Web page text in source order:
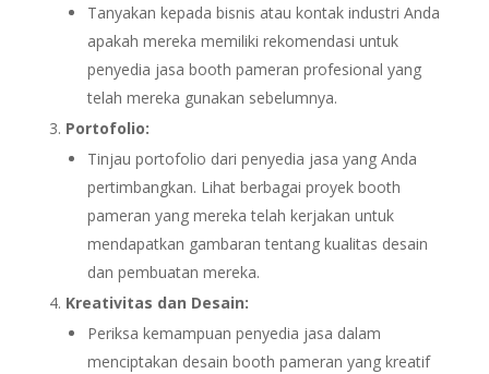
Tanyakan kepada bisnis atau kontak industri Anda
apakah mereka memiliki rekomendasi untuk
penyedia jasa booth pameran profesional yang
telah mereka gunakan sebelumnya.
Portofolio:
Tinjau portofolio dari penyedia jasa yang Anda
pertimbangkan. Lihat berbagai proyek booth
pameran yang mereka telah kerjakan untuk
mendapatkan gambaran tentang kualitas desain
dan pembuatan mereka.
Kreativitas dan Desain:
Periksa kemampuan penyedia jasa dalam
menciptakan desain booth pameran yang kreatif